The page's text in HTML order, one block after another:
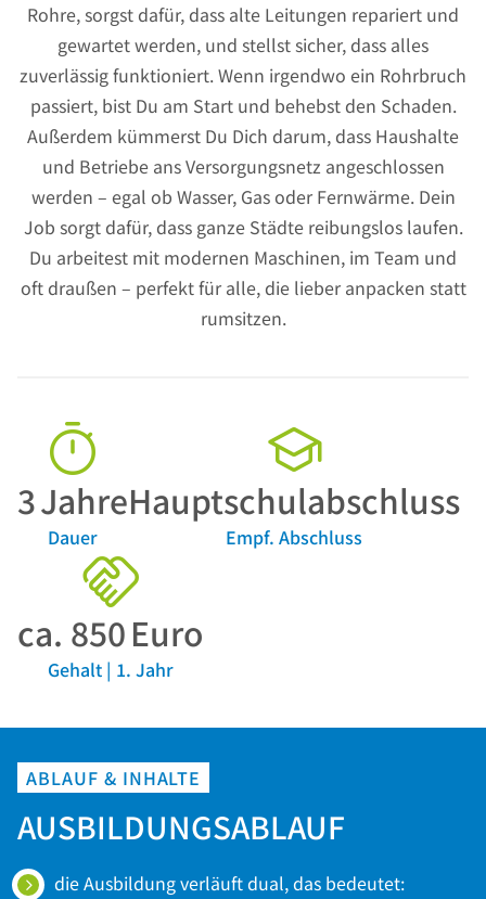
Rohre, sorgst dafür, dass alte Leitungen repariert und
gewartet werden, und stellst sicher, dass alles
zuverlässig funktioniert. Wenn irgendwo ein Rohrbruch
passiert, bist Du am Start und behebst den Schaden.
Außerdem kümmerst Du Dich darum, dass Haushalte
und Betriebe ans Versorgungsnetz angeschlossen
werden – egal ob Wasser, Gas oder Fernwärme. Dein
Job sorgt dafür, dass ganze Städte reibungslos laufen.
Du arbeitest mit modernen Maschinen, im Team und
oft draußen – perfekt für alle, die lieber anpacken statt
rumsitzen.
3Jahre
Dauer
Hauptschulabschluss
Empf. Abschluss
ca. 850Euro
Gehalt | 1. Jahr
ABLAUF & INHALTE
AUSBILDUNGSABLAUF
die Ausbildung verläuft dual, das bedeutet: